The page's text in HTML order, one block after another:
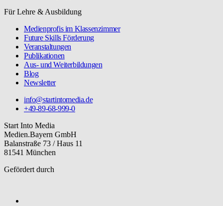
Für Lehre & Ausbildung
Medienprofis im Klassenzimmer
Future Skills Förderung
Veranstaltungen
Publikationen
Aus- und Weiterbildungen
Blog
Newsletter
info@startintomedia.de
+49-89-68-999-0
Start Into Media
Medien.Bayern GmbH
Balanstraße 73 / Haus 11
81541 München
Gefördert durch